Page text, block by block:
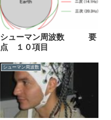
シューマン周波数 要
点 １０項目
シューマン周波数